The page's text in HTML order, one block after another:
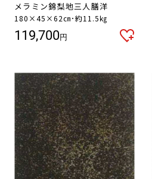
メラミン錦梨地三人膳洋
180×45×62㎝･約11.5㎏
119,700円